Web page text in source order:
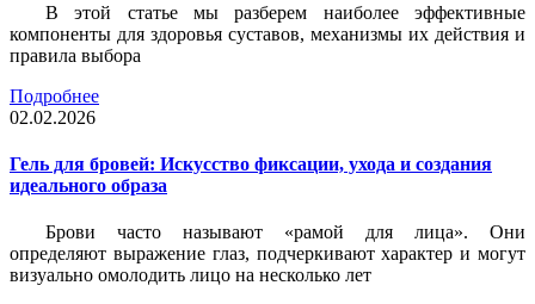
В этой статье мы разберем наиболее эффективные
компоненты для здоровья суставов, механизмы их действия и
правила выбора
Подробнее
02.02.2026
Гель для бровей: Искусство фиксации, ухода и создания
идеального образа
Брови часто называют «рамой для лица». Они
определяют выражение глаз, подчеркивают характер и могут
визуально омолодить лицо на несколько лет